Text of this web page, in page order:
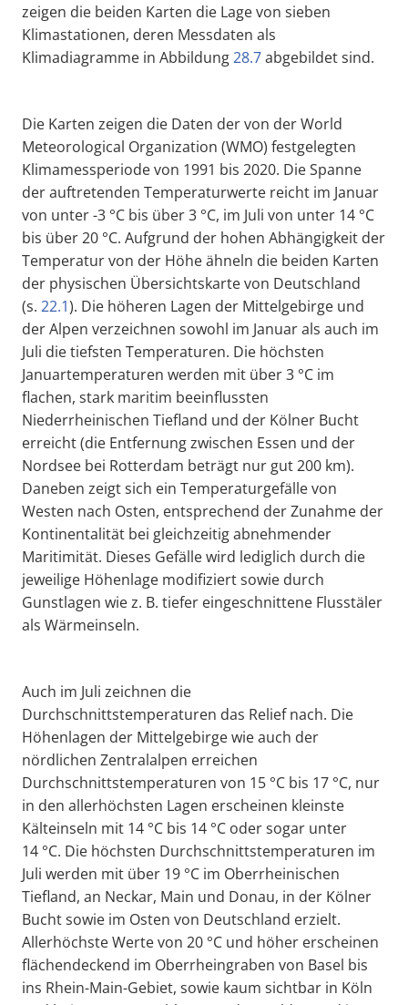
zeigen die beiden Karten die Lage von sieben
Klimastationen, deren Messdaten als
Klimadiagramme in Abbildung28.7abgebildet sind.
Die Karten zeigen die Daten der von der World
Meteorological Organization (WMO) festgelegten
Klimamessperiode von 1991 bis 2020. Die Spanne
der auftretenden Temperaturwerte reicht im Januar
von unter -3 °C bis über 3 °C, im Juli von unter 14 °C
bis über 20 °C. Aufgrund der hohen Abhängigkeit der
Temperatur von der Höhe ähneln die beiden Karten
der physischen Übersichtskarte von Deutschland
(s. 22.1). Die höheren Lagen der Mittelgebirge und
der Alpen verzeichnen sowohl im Januar als auch im
Juli die tiefsten Temperaturen. Die höchsten
Januartemperaturen werden mit über 3 °C im
flachen, stark maritim beeinflussten
Niederrheinischen Tiefland und der Kölner Bucht
erreicht (die Entfernung zwischen Essen und der
Nordsee bei Rotterdam beträgt nur gut 200 km).
Daneben zeigt sich ein Temperaturgefälle von
Westen nach Osten, entsprechend der Zunahme der
Kontinentalität bei gleichzeitig abnehmender
Maritimität. Dieses Gefälle wird lediglich durch die
jeweilige Höhenlage modifiziert sowie durch
Gunstlagen wie z. B. tiefer eingeschnittene Flusstäler
als Wärmeinseln.
Auch im Juli zeichnen die
Durchschnittstemperaturen das Relief nach. Die
Höhenlagen der Mittelgebirge wie auch der
nördlichen Zentralalpen erreichen
Durchschnittstemperaturen von 15 °C bis 17 °C, nur
in den allerhöchsten Lagen erscheinen kleinste
Kälteinseln mit 14 °C bis 14 °C oder sogar unter
14 °C. Die höchsten Durchschnittstemperaturen im
Juli werden mit über 19 °C im Oberrheinischen
Tiefland, an Neckar, Main und Donau, in der Kölner
Bucht sowie im Osten von Deutschland erzielt.
Allerhöchste Werte von 20 °C und höher erscheinen
flächendeckend im Oberrheingraben von Basel bis
ins Rhein-Main-Gebiet, sowie kaum sichtbar in Köln